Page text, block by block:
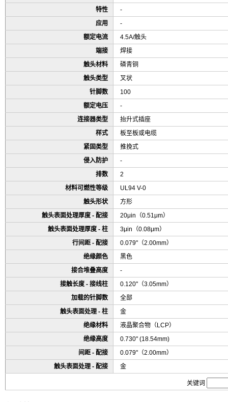
特性
-
应用
-
额定电流
4.5A/触头
端接
焊接
触头材料
磷青铜
触头类型
叉状
针脚数
100
额定电压
-
连接器类型
抬升式插座
样式
板至板或电缆
紧固类型
推挽式
侵入防护
-
排数
2
材料可燃性等级
UL94 V-0
触头形状
方形
触头表面处理厚度 - 配接
20μin（0.51μm）
触头表面处理厚度 - 柱
3μin（0.08μm）
行间距 - 配接
0.079"（2.00mm）
绝缘颜色
黑色
接合堆叠高度
-
接触长度 - 接线柱
0.120"（3.05mm）
加载的针脚数
全部
触头表面处理 - 柱
金
绝缘材料
液晶聚合物（LCP）
绝缘高度
0.730" (18.54mm)
间距 - 配接
0.079"（2.00mm）
触头表面处理 - 配接
金
关键词